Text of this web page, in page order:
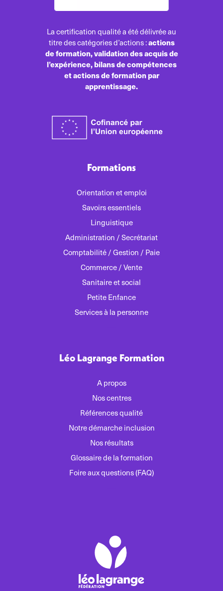
La certification qualité a été délivrée au
titre des catégories d’actions :actions
de formation, validation des acquis de
l’expérience, bilans de compétences
et actions de formation par
apprentissage.
Formations
Orientation et emploi
Savoirs essentiels
Linguistique
Administration / Secrétariat
Comptabilité / Gestion / Paie
Commerce / Vente
Sanitaire et social
Petite Enfance
Services à la personne
Léo Lagrange Formation
A propos
Nos centres
Références qualité
Notre démarche inclusion
Nos résultats
Glossaire de la formation
Foire aux questions (FAQ)